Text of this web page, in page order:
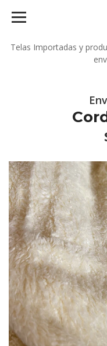
Telas Importadas y